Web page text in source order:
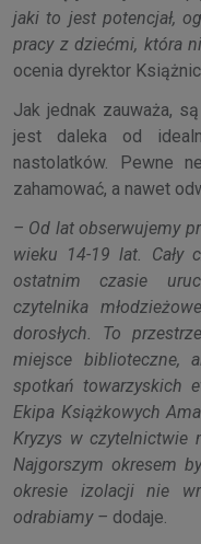
jaki to jest potencjał,
pracy z dziećmi, która
ocenia dyrektor
Jak jednak zauważa,
jest daleka od
nastolatków. Pewne
zahamować, a nawet
– Od lat obserwujemy
wieku 14-19 lat. Cały
ostatnim czasie
czytelnika
dorosłych. To
miejsce biblioteczne,
spotkań towarzyskich
Ekipa Książkowych
Kryzys w czytelnictwie
Najgorszym okresem
okresie izolacji nie
odrabiamy – dodaje.